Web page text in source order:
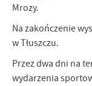
Mrozy.
Na zakończenie
w Tłuszczu.
Przez dwa dni na
wydarzenia